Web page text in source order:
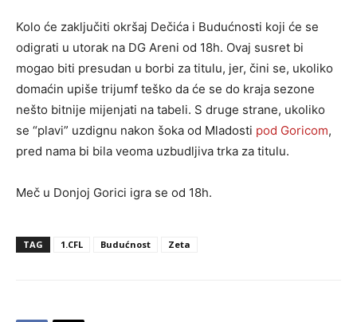
Kolo će zaključiti okršaj Dečića i Budućnosti koji će se
odigrati u utorak na DG Areni od 18h. Ovaj susret bi
mogao biti presudan u borbi za titulu, jer, čini se, ukoliko
domaćin upiše trijumf teško da će se do kraja sezone
nešto bitnije mijenjati na tabeli. S druge strane, ukoliko
se “plavi” uzdignu nakon šoka od Mladosti pod Goricom,
pred nama bi bila veoma uzbudljiva trka za titulu.
Meč u Donjoj Gorici igra se od 18h.
TAG 1.CFL Budućnost Zeta